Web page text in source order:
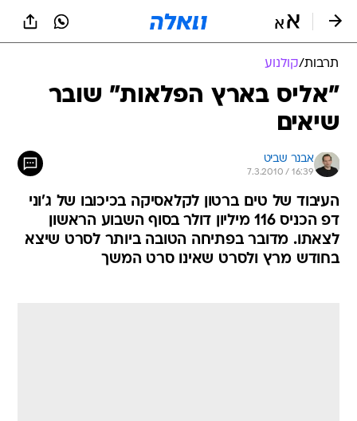
תרבות/קולנוע
"אליס בארץ הפלאות" שובר
שיאים
אבנר שביט
7.3.2010 / 16:39
העיבוד של טים ברטון לקלאסיקה בכיכובו של ג'וני
דפ הכניס 116 מיליון דולר בסוף השבוע הראשון
לצאתו. מדובר בפתיחה הטובה ביותר לסרט שיצא
בחודש מרץ ולסרט שאינו סרט המשך